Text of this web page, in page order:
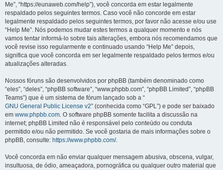
Me”, “https://eunaweb.com/help”), você concorda em estar legalmente
respaldado pelos seguintes termos. Caso você não concorde em estar
legalmente respaldado pelos seguintes termos, por favor não acesse e/ou use
“Help Me”. Nós podemos mudar estes termos a qualquer momento e nós
vamos tentar informá-lo sobre tais alterações, embora nós recomendamos que
você revise isso regularmente e continuado usando “Help Me” depois,
significa que você concorda em ser legalmente respaldado pelos termos e/ou
atualizações alteradas.
Nossos fóruns são desenvolvidos por phpBB (também denominado como
“eles”, “deles”, “phpBB software”, “www.phpbb.com”, “phpBB Limited”, “phpBB
Teams”) que é um sistema de fórum lançado sob a “
GNU General Public License v2” (conhecida como “GPL”) e pode ser baixado
em www.phpbb.com. O software phpBB somente facilita a discussão na
internet; phpBB Limited não é responsável pelo conteúdo ou conduta
permitido e/ou não permitido. Se você gostaria de mais informações sobre o
phpBB, consulte: https://www.phpbb.com/.
Você concorda em não enviar qualquer mensagem abusiva, obscena, vulgar,
insultuosa, de ódio, ameaçadora, pornográfica ou qualquer outro material que